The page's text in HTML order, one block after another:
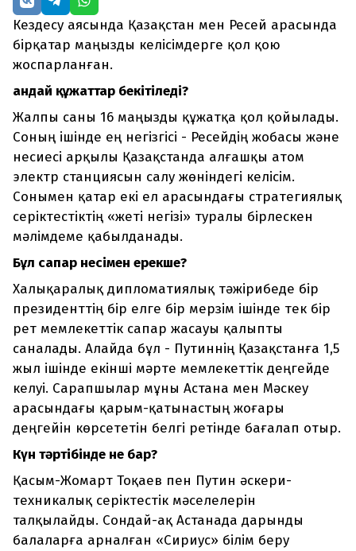
Кездесу аясында Қазақстан мен Ресей арасында
бірқатар маңызды келісімдерге қол қою
жоспарланған.
Қандай құжаттар бекітіледі?
Жалпы саны 16 маңызды құжатқа қол қойылады.
Соның ішінде ең негізгісі - Ресейдің жобасы және
несиесі арқылы Қазақстанда алғашқы атом
электр станциясын салу жөніндегі келісім.
Сонымен қатар екі ел арасындағы стратегиялық
серіктестіктің «жеті негізі» туралы бірлескен
мәлімдеме қабылданады.
Бұл сапар несімен ерекше?
Халықаралық дипломатиялық тәжірибеде бір
президенттің бір елге бір мерзім ішінде тек бір
рет мемлекеттік сапар жасауы қалыпты
саналады. Алайда бұл - Путиннің Қазақстанға 1,5
жыл ішінде екінші мәрте мемлекеттік деңгейде
келуі. Сарапшылар мұны Астана мен Мәскеу
арасындағы қарым-қатынастың жоғары
деңгейін көрсететін белгі ретінде бағалап отыр.
Күн тәртібінде не бар?
Қасым-Жомарт Тоқаев пен Путин әскери-
техникалық серіктестік мәселелерін
талқылайды. Сондай-ақ Астанада дарынды
балаларға арналған «Сириус» білім беру